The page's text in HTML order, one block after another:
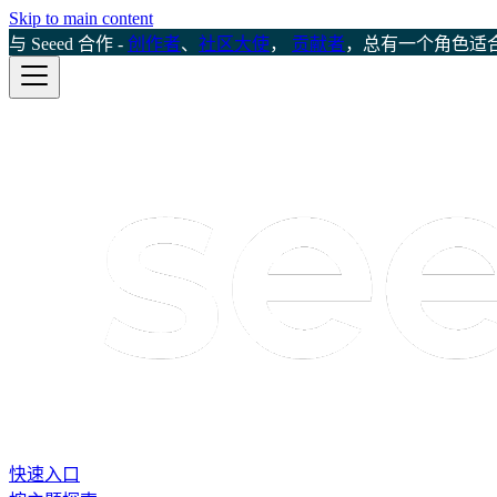
Skip to main content
与 Seeed 合作 - 创作者、 社区大使， 贡献者，总有一个角色适
快速入口